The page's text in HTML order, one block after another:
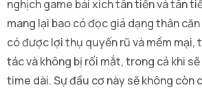
nghịch game bài xích tân tiến và tân
mang lại bao có đọc giả dạng thân
có được lợi thụ quyến rũ và mềm mại,
tác và không bị rối mắt, trong cả khi
time dài. Sự đầu cơ này sẽ không còn